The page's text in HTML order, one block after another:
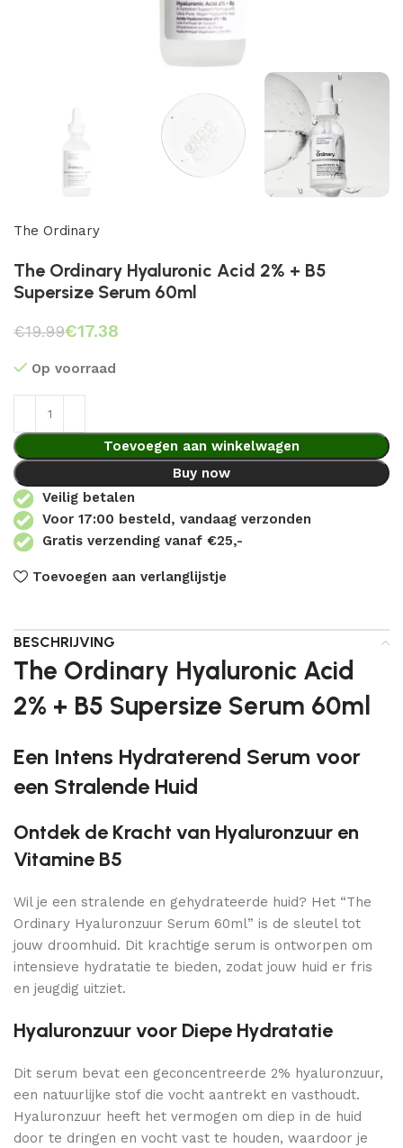
The Ordinary
The Ordinary Hyaluronic Acid 2% + B5
Supersize Serum 60ml
€19.99€17.38
Op voorraad
Toevoegen aan winkelwagen
Buy now
Veilig betalen
Voor 17:00 besteld, vandaag verzonden
Gratis verzending vanaf €25,-
Toevoegen aan verlanglijstje
BESCHRIJVING
The Ordinary Hyaluronic Acid
2% + B5 Supersize Serum 60ml
Een Intens Hydraterend Serum voor
een Stralende Huid
Ontdek de Kracht van Hyaluronzuur en
Vitamine B5
Wil je een stralende en gehydrateerde huid? Het “The
Ordinary Hyaluronzuur Serum 60ml” is de sleutel tot
jouw droomhuid. Dit krachtige serum is ontworpen om
intensieve hydratatie te bieden, zodat jouw huid er fris
en jeugdig uitziet.
Hyaluronzuur voor Diepe Hydratatie
Dit serum bevat een geconcentreerde 2% hyaluronzuur,
een natuurlijke stof die vocht aantrekt en vasthoudt.
Hyaluronzuur heeft het vermogen om diep in de huid
door te dringen en vocht vast te houden, waardoor je